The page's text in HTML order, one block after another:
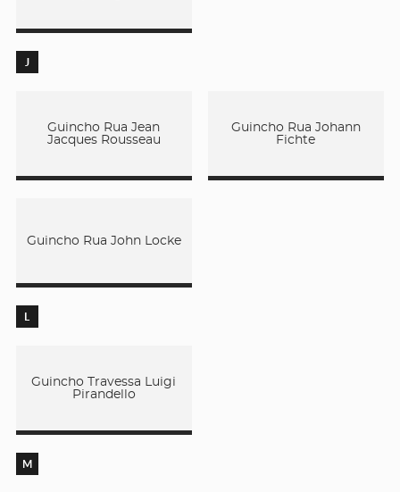
J
Guincho Rua Jean
Jacques Rousseau
Guincho Rua Johann
Fichte
Guincho Rua John Locke
L
Guincho Travessa Luigi
Pirandello
M